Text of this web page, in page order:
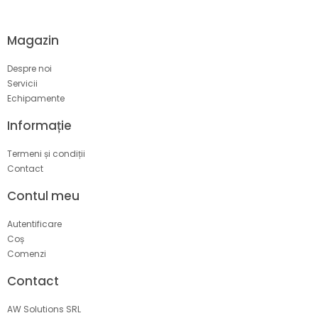
Magazin
Despre noi
Servicii
Echipamente
Informație
Termeni și condiții
Contact
Contul meu
Autentificare
Coș
Comenzi
Contact
AW Solutions SRL